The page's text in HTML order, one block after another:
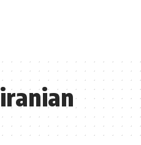
iranian